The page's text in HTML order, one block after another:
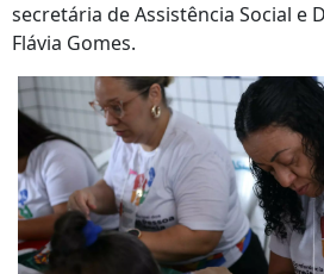
secretária de Assistência Social e
Flávia Gomes.